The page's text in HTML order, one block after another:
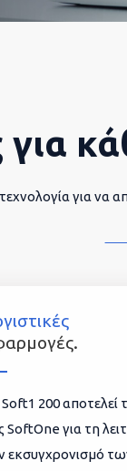
για να
Soft1 200 αποτελεί
SoftOne για τη
εκσυγχρονισμό